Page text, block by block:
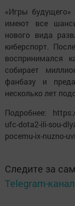
«Игры будущего»
имеют все
нового вида
киберспорт.
воспринимался
собирает
фанбазу и
несколько лет
Подробнее:
ufc-dota2-ili-sou-
pocemu-ix-nuzno-
Следите за
Telegram-